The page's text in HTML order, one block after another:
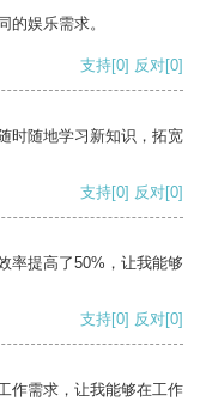
的娱乐需求。
支持[0] 反对[0]
时随地学习新知识，拓宽
支持[0] 反对[0]
率提高了50%，让我能够
支持[0] 反对[0]
作需求，让我能够在工作